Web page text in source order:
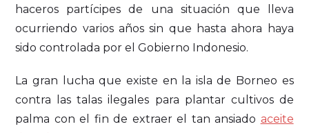
haceros partícipes de una situación que lleva
ocurriendo varios años sin que hasta ahora haya
sido controlada por el Gobierno Indonesio.
La gran lucha que existe en la isla de Borneo es
contra las talas ilegales para plantar cultivos de
palma con el fin de extraer el tan ansiado aceite